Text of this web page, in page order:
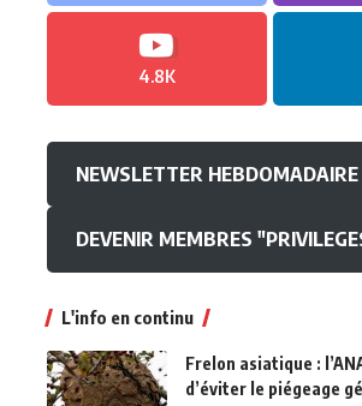
4.8K
NEWSLETTER HEBDOMADAIRE
DEVENIR MEMBRES
L'info en continu
Frelon asiatique :
d’éviter le piégeage